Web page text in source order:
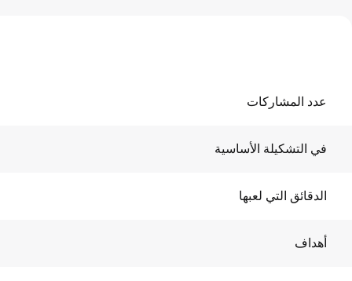
عدد المشاركات
في التشكيلة الأساسية
الدقائق التي لعبها
أهداف